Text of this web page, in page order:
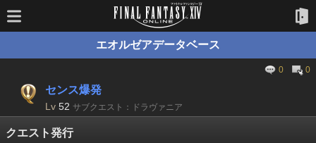
エオルゼアデータベース
0 0
センス爆発
Lv 52 サブクエスト：ドラヴァニア
クエスト発行